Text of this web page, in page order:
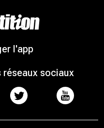
l'app
réseaux sociaux